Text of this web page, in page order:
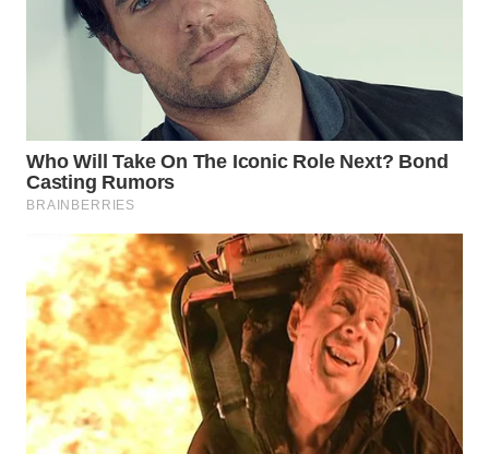
MAJALENGKA
WN
SUKABUMI
WN
PURWAKARTA
WN
PRIANGAN
TIMUR
WN
SEMARANG